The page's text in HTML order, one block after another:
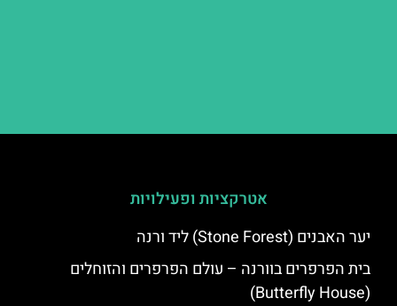
אטרקציות ופעילויות
יער האבנים (Stone Forest) ליד ורנה
בית הפרפרים בוורנה – עולם הפרפרים והזוחלים
(Butterfly House)